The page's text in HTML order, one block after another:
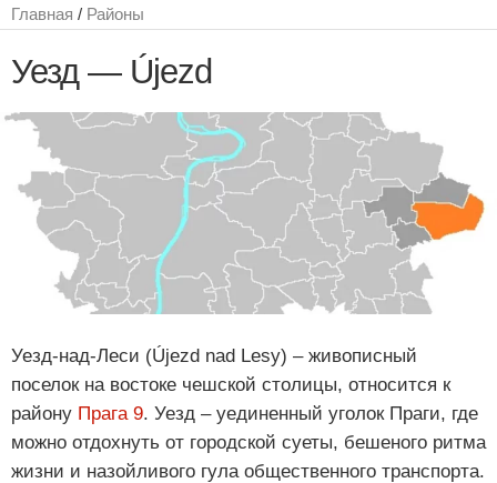
Главная / Районы
Уезд — Újezd
Уезд-над-Леси (Újezd nad Lesy) – живописный
поселок на востоке чешской столицы, относится к
району Прага 9. Уезд – уединенный уголок Праги, где
можно отдохнуть от городской суеты, бешеного ритма
жизни и назойливого гула общественного транспорта.